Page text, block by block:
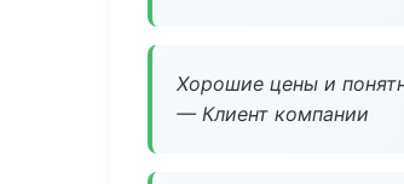
Хорошие цены и
— Клиент компании